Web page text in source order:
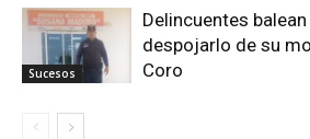
Sucesos
Delincuentes
despojarlo de su
Coro